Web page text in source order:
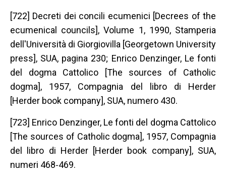
[722] Decreti dei concili ecumenici [Decrees of the
ecumenical councils], Volume 1, 1990, Stamperia
dell'Università di Giorgiovilla [Georgetown University
press], SUA, pagina 230; Enrico Denzinger, Le fonti
del dogma Cattolico [The sources of Catholic
dogma], 1957, Compagnia del libro di Herder
[Herder book company], SUA, numero 430.
[723] Enrico Denzinger, Le fonti del dogma Cattolico
[The sources of Catholic dogma], 1957, Compagnia
del libro di Herder [Herder book company], SUA,
numeri 468‐469.